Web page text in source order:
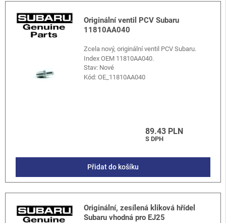
Originální ventil PCV Subaru
11810AA040
Zcela nový, originální ventil PCV Subaru.
Index OEM 11810AA040.
Stav: Nové
Kód:OE_11810AA040
89.43 PLN
S DPH
Přidat do košíku
Originální, zesílená kliková hřídel
Subaru vhodná pro EJ25